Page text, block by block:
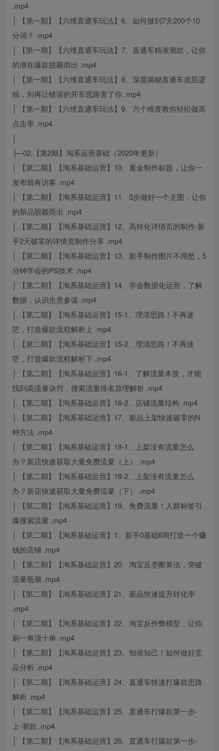
.mp4
│ 【第一期】【六维直通车玩法】6、如何做到7天200个10
分词？ .mp4
│ 【第一期】【六维直通车玩法】7、直通车精准测款，让你
的潜在爆款脱颖而出 .mp4
│ 【第一期】【六维直通车玩法】8、深度揭秘直通车底层逻
辑，别再让错误的开车思路害了你 .mp4
│ 【第一期】【六维直通车玩法】9、六个维度教你轻松做高
点击率 .mp4
├─02.【第2期】淘系运营基础（2020年更新）
│ 【第二期】【淘系基础运营】10、黄金制作标题，让你一
发布就有访客 .mp4
│ 【第二期】【淘系基础运营】11、3步做好一个主图，让你
的新品脱颖而出 .mp4
│ 【第二期】【淘系基础运营】12、高转化详情页的制作-新
手2天破零的详情页制作分享 .mp4
│ 【第二期】【淘系基础运营】13、新手制作图片不用愁，5
分钟学会的PS技术 .mp4
│ 【第二期】【淘系基础运营】14、学会数据化运营，了解
数据，认识生意参谋 .mp4
│ 【第二期】【淘系基础运营】15-1、理清思路！不再迷
茫，打造爆款流程解析上 .mp4
│ 【第二期】【淘系基础运营】15-2、理清思路！不再迷
茫，打造爆款流程解析下 .mp4
│ 【第二期】【淘系基础运营】16-1、了解流量本质，才能
找到高流量诀窍，搜索流量排名原理解析 .mp4
│ 【第二期】【淘系基础运营】16-2、店铺流量结构 .mp4
│ 【第二期】【淘系基础运营】17、新品上架快速破零的N
种方法 .mp4
│ 【第二期】【淘系基础运营】18-1、上架没有流量怎么
办？新店快速获取大量免费流量（上） .mp4
│ 【第二期】【淘系基础运营】18-2、上架没有流量怎么
办？新店快速获取大量免费流量（下） .mp4
│ 【第二期】【淘系基础运营】19、免费流量！人群标签引
爆搜索流量 .mp4
│ 【第二期】【淘系基础运营】1、新手0基础6周打造一个赚
钱的店铺 .mp4
│ 【第二期】【淘系基础运营】20、淘宝反垄断算法，突破
流量瓶颈 .mp4
│ 【第二期】【淘系基础运营】21、新品快速提升转化率
.mp4
│ 【第二期】【淘系基础运营】22、淘宝反作弊模型，让你
刷一单顶十单 .mp4
│ 【第二期】【淘系基础运营】23、知彼知己！如何做好竞
品分析 .mp4
│ 【第二期】【淘系基础运营】24、直通车快速打爆款思路
解析 .mp4
│ 【第二期】【淘系基础运营】25、直通车打爆款第一步-
上-测款 .mp4
│ 【第二期】【淘系基础运营】26、直通车打爆款第一步-